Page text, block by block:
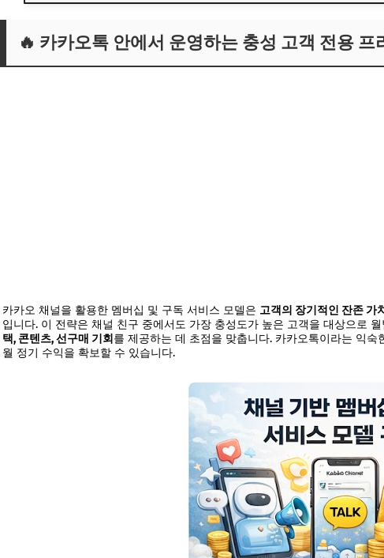
🔥 카카오톡 안에서 운영하는 충성 고객 전용 프
카카오 채널을 활용한 멤버십 및 구독 서비스 모델은 고객의 장기적인 잔존 가
입니다. 이 전략은 채널 친구 중에서도 가장 충성도가 높은 고객을 대상으로
택, 콘텐츠, 선구매 기회 를 제공하는 데 초점을 맞춥니다. 카카오톡이라는 익
월 정기 수익을 확보할 수 있습니다.